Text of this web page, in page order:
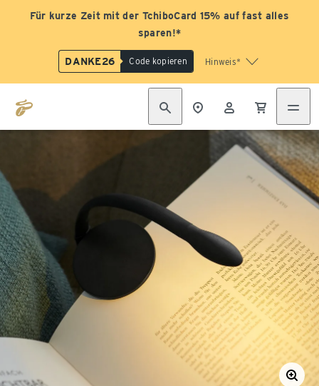
Für kurze Zeit mit der TchiboCard 15% auf fast alles
sparen!*
DANKE26 Code kopieren Hinweis*